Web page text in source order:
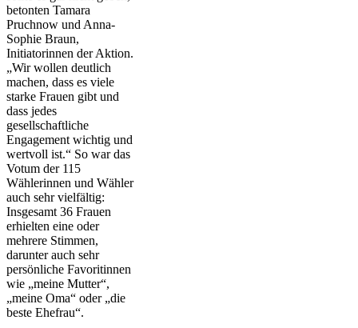
betonten Tamara
Pruchnow und Anna-
Sophie Braun,
Initiatorinnen der Aktion.
„Wir wollen deutlich
machen, dass es viele
starke Frauen gibt und
dass jedes
gesellschaftliche
Engagement wichtig und
wertvoll ist.“ So war das
Votum der 115
Wählerinnen und Wähler
auch sehr vielfältig:
Insgesamt 36 Frauen
erhielten eine oder
mehrere Stimmen,
darunter auch sehr
persönliche Favoritinnen
wie „meine Mutter“,
„meine Oma“ oder „die
beste Ehefrau“.